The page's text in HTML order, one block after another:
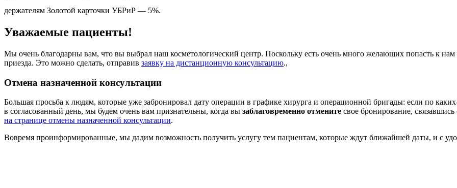
держателям Золотой карточки УБРиР — 5%.
Уважаемые пациенты!
Мы очень благодарны вам, что вы выбрал наш косметологический центр. Поскольку есть очень много желающих попасть к нам
приезда. Это можно сделать, отправив заявку на дистанционную консультацию.,
Отмена назначенной консультации
Большая просьба к людям, которые уже забронировал дату операции в графике хирурга и операционной бригады: если по
в согласованный день, мы будем очень вам признательны, когда вы заблаговременно отмените свое бронирование,
на странице отмены назначенной консультации.
Вовремя проинформированные, мы дадим возможность получить услугу тем пациентам, которые ждут ближайшей даты, и с